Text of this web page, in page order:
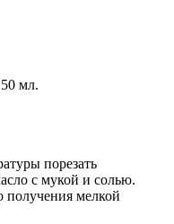
мл.
порезать
с мукой и солью.
получения мелкой